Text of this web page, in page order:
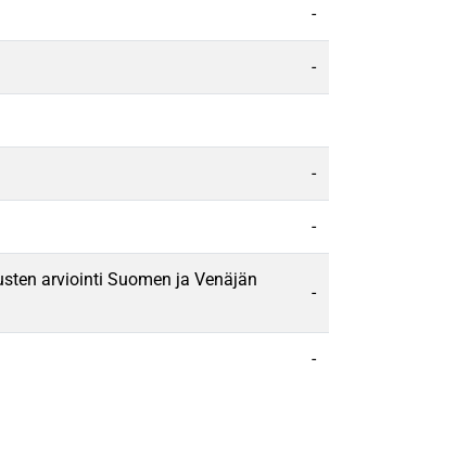
-
-
-
-
arviointi Suomen ja Venäjän
-
-